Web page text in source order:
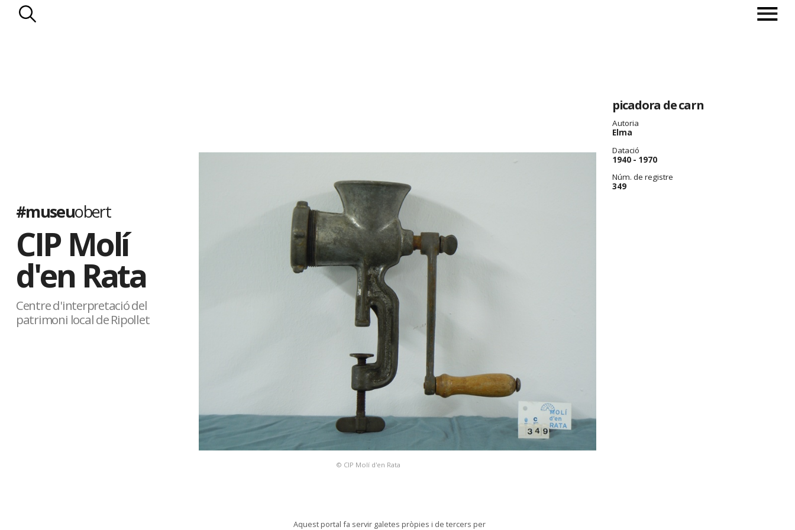
#museuobert
CIP Molí
d'en Rata
Centre d'interpretació del
patrimoni local de Ripollet
© CIP Molí d'en Rata
picadora de carn
Autoria
Elma
Datació
1940 - 1970
Núm. de registre
349
Aquest portal fa servir galetes pròpies i de tercers per